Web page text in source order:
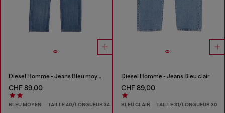
Diesel Homme - Jeans Bleu moyen
CHF 89,00
BLEU MOYEN TAILLE 40/LONGUEUR 34
Diesel Homme - Jeans Bleu clair
CHF 89,00
BLEU CLAIR TAILLE 31/LONGUEUR 30